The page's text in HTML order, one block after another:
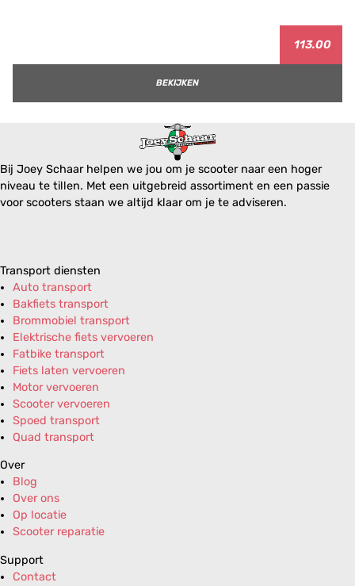
113.00
BEKIJKEN
Bij Joey Schaar helpen we jou om je scooter naar een hoger
niveau te tillen. Met een uitgebreid assortiment en een passie
voor scooters staan we altijd klaar om je te adviseren.
Transport diensten
Auto transport
Bakfiets transport
Brommobiel transport
Elektrische fiets vervoeren
Fatbike transport
Fiets laten vervoeren
Motor vervoeren
Scooter vervoeren
Spoed transport
Quad transport
Over
Blog
Over ons
Op locatie
Scooter reparatie
Support
Contact